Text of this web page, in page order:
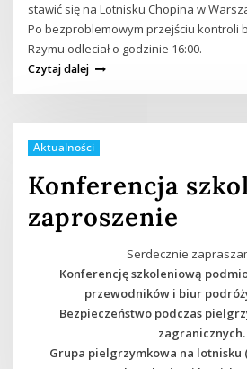
stawić się na Lotnisku Chopina w
Po bezproblemowym przejściu kontroli
Rzymu odleciał o godzinie 16:00.
Czytaj dalej
Aktualności
Konferencja
zaproszenie
Serdecznie
Konferencję szkoleniową
przewodników i biur
Bezpieczeństwo podczas
zagranicznych.
Grupa pielgrzymkowa na lotnisku